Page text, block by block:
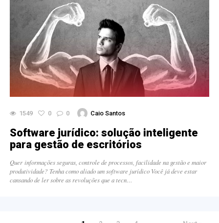
1549 0 0 Caio Santos
Software jurídico: solução inteligente
para gestão de escritórios
Quer informações seguras, controle de processos, facilidade na gestão e maior
produtividade? Tenha como aliado um software jurídico Você já deve estar
cansando de ler sobre as revoluções que a tecn…